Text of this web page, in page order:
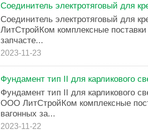
Соединитель электротяговый для
Соединитель электротяговый для
ЛитСтройКом комплексные
запчасте...
2023-11-23
Фундамент тип II для карликового
Фундамент тип II для карликового
ООО ЛитСтройКом комплексные
вагонных за...
2023-11-22